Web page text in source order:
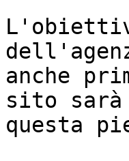
anche
sito
questa